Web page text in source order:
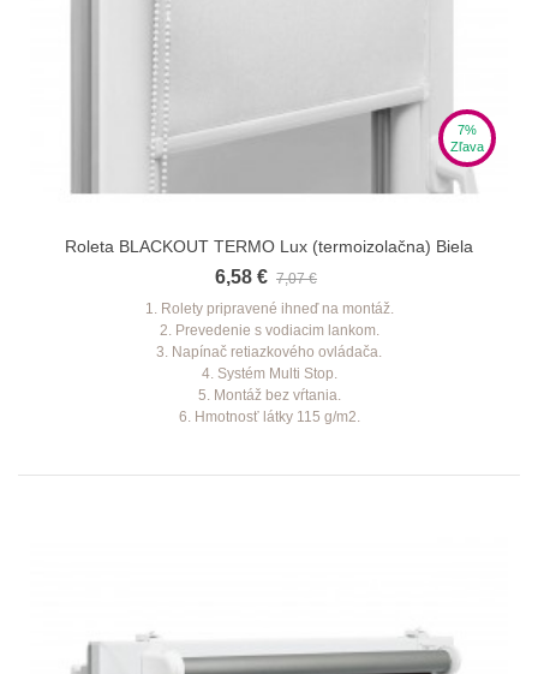
7%
Zľava
Roleta BLACKOUT TERMO Lux (termoizolačna) Biela
6,58 € 7,07 €
1. Rolety pripravené ihneď na montáž.
2. Prevedenie s vodiacim lankom.
3. Napínač retiazkového ovládača.
4. Systém Multi Stop.
5. Montáž bez vŕtania.
6. Hmotnosť látky 115 g/m2.